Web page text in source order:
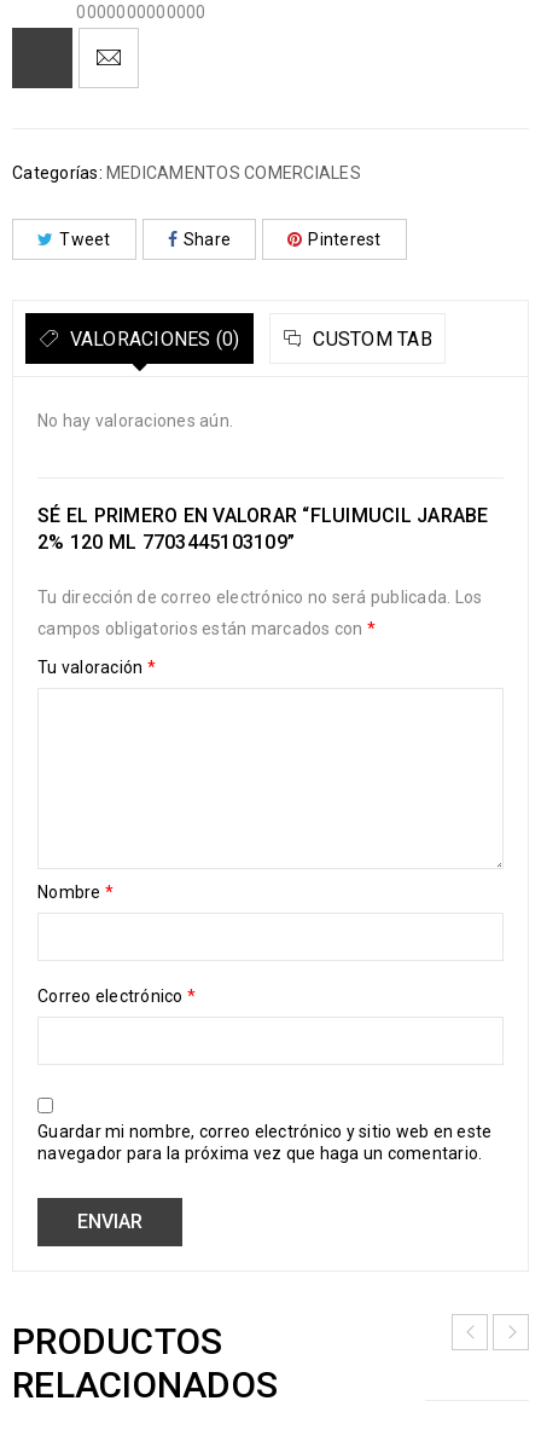
0000000000000
Categorías: MEDICAMENTOS COMERCIALES
Tweet Share Pinterest
VALORACIONES (0) CUSTOM TAB
No hay valoraciones aún.
SÉ EL PRIMERO EN VALORAR “FLUIMUCIL JARABE
2% 120 ML 7703445103109”
Tu dirección de correo electrónico no será publicada.
Los
campos obligatorios están marcados con *
Tu valoración *
Nombre *
Correo electrónico *
Guardar mi nombre, correo electrónico y sitio web en este
navegador para la próxima vez que haga un comentario.
PRODUCTOS
RELACIONADOS